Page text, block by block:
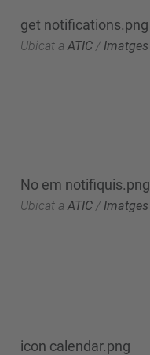
get notifications.png
Ubicat a ATIC / Imatges
No em notifiquis.png
Ubicat a ATIC / Imatges
icon calendar.png